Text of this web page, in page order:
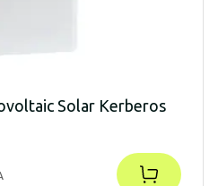
Solar Kerberos